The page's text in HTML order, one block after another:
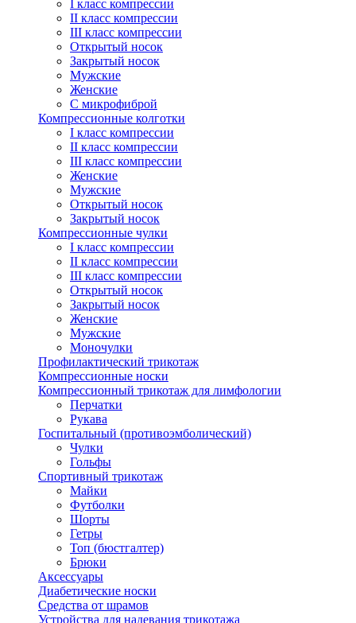
I класс компрессии
II класс компрессии
III класс компрессии
Открытый носок
Закрытый носок
Мужские
Женские
С микрофиброй
Компрессионные колготки
I класс компрессии
II класс компрессии
III класс компрессии
Женские
Мужские
Открытый носок
Закрытый носок
Компрессионные чулки
I класс компрессии
II класс компрессии
III класс компрессии
Открытый носок
Закрытый носок
Женские
Мужские
Моночулки
Профилактический трикотаж
Компрессионные носки
Компрессионный трикотаж для лимфологии
Перчатки
Рукава
Госпитальный (противоэмболический)
Чулки
Гольфы
Спортивный трикотаж
Майки
Футболки
Шорты
Гетры
Топ (бюстгалтер)
Брюки
Аксессуары
Диабетические носки
Средства от шрамов
Устройства для надевания трикотажа